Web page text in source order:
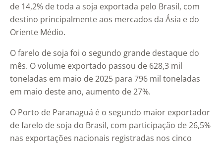
de 14,2% de toda a soja exportada pelo Brasil, com
destino principalmente aos mercados da Ásia e do
Oriente Médio.
O farelo de soja foi o segundo grande destaque do
mês. O volume exportado passou de 628,3 mil
toneladas em maio de 2025 para 796 mil toneladas
em maio deste ano, aumento de 27%.
O Porto de Paranaguá é o segundo maior exportador
de farelo de soja do Brasil, com participação de 26,5%
nas exportações nacionais registradas nos cinco